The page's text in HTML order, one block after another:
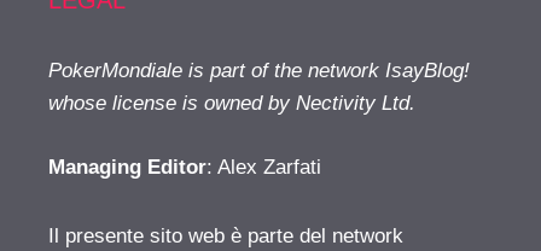
PokerMondiale is part of the network IsayBlog!
whose license is owned by Nectivity Ltd.
Managing Editor: Alex Zarfati
Il presente sito web è parte del network